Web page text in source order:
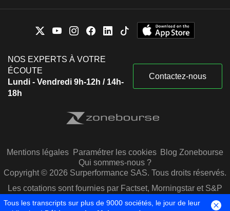
NOS EXPERTS À VOTRE
ÉCOUTE
Lundi - Vendredi 9h-12h / 14h-
18h
Contactez-nous
Mentions légales Paramétrer les cookies Blog Zonebourse
Qui sommes-nous ?
Copyright © 2026 Surperformance SAS. Tous droits réservés.
Les cotations sont fournies par Factset, Morningstar et S&P
Capital IQ
Tous les transcripts sur plus de 9000 sociétés, le jour de leur